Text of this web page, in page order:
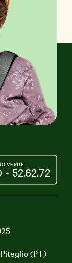
(PT)
- 52.62.72
VERDE